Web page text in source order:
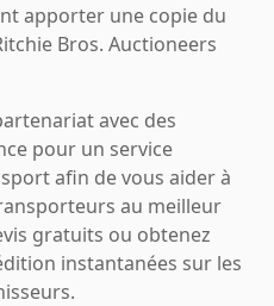
apporter une copie du
Bros. Auctioneers
avec des
pour un service
afin de vous aider à
au meilleur
gratuits ou obtenez
instantanées sur les